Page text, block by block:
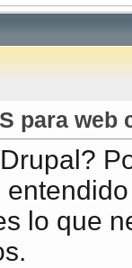
para web
lo que